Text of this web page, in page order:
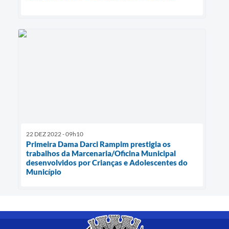
22 DEZ 2022 - 09h10
Primeira Dama Darci Rampim prestigia os
trabalhos da Marcenaria/Oficina Municipal
desenvolvidos por Crianças e Adolescentes do
Município